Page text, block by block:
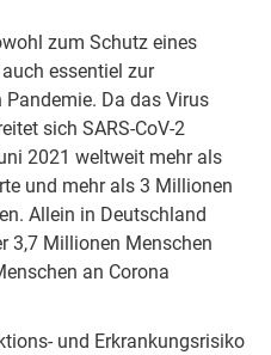
zum Schutz eines
essentiel zur
Da das Virus
sich SARS-CoV-2
2021 weltweit mehr als
und mehr als 3 Millionen
Allein in Deutschland
3,7 Millionen Menschen
an Corona
und Erkrankungsrisiko